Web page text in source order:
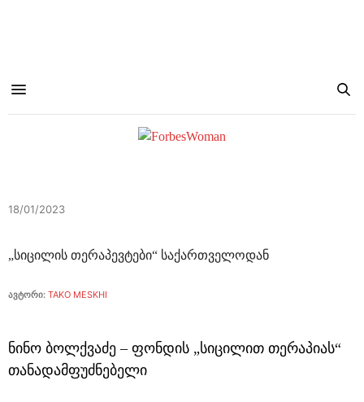
18/01/2023
„სიცილის თერაპევტები“ საქართველოდან
ავტორი: TAKO MESKHI
ნინო ბოლქვაძე – ფონდის „სიცილით თერაპიას“
თანადამფუძნებელი